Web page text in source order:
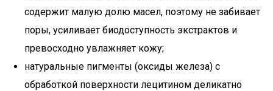
содержит малую долю масел, поэтому не забивает
поры, усиливает биодоступность экстрактов и
превосходно увлажняет кожу;
натуральные пигменты (оксиды железа) с
обработкой поверхности лецитином деликатно